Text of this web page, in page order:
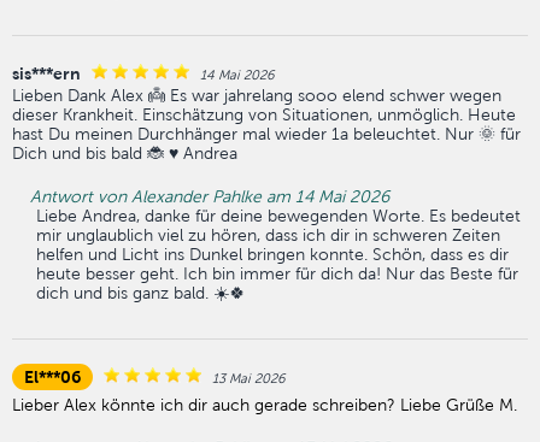
sis***ern 14 Mai 2026
Lieben Dank Alex 👼 Es war jahrelang sooo elend schwer wegen
dieser Krankheit. Einschätzung von Situationen, unmöglich. Heute
hast Du meinen Durchhänger mal wieder 1a beleuchtet. Nur 🌞 für
Dich und bis bald 🐞 ♥️ Andrea
Antwort von Alexander Pahlke am 14 Mai 2026
Liebe Andrea, danke für deine bewegenden Worte. Es bedeutet
mir unglaublich viel zu hören, dass ich dir in schweren Zeiten
helfen und Licht ins Dunkel bringen konnte. Schön, dass es dir
heute besser geht. Ich bin immer für dich da! Nur das Beste für
dich und bis ganz bald. ☀️🍀
El***06 13 Mai 2026
Lieber Alex könnte ich dir auch gerade schreiben? Liebe Grüße M.